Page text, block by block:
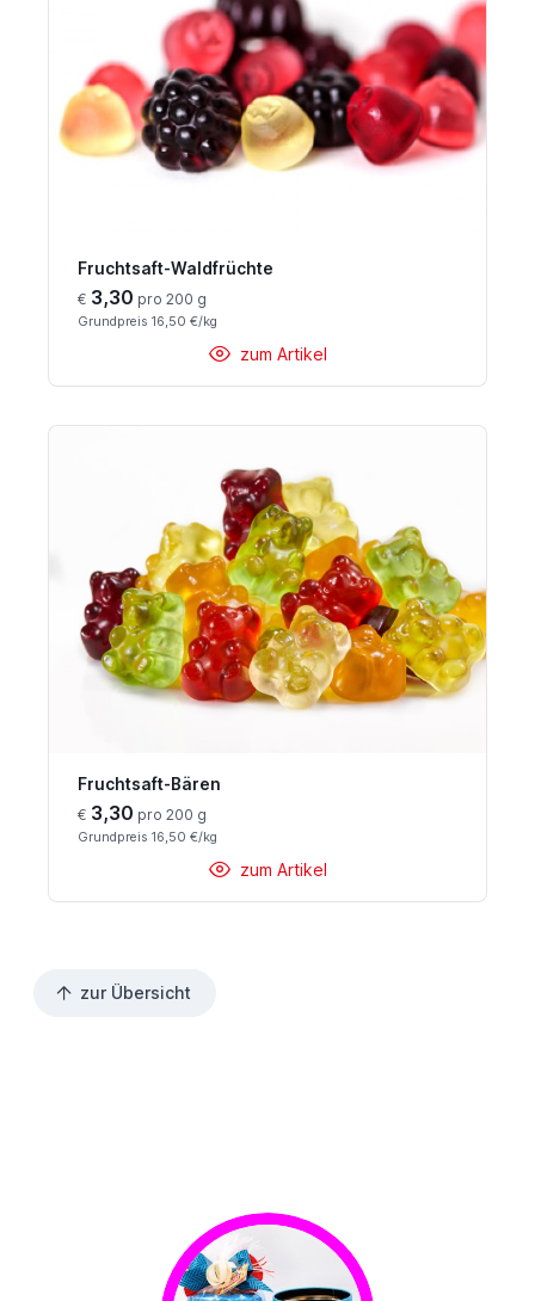
Fruchtsaft-Waldfrüchte
€ 3,30 pro 200 g
Grundpreis 16,50 €/kg
zum Artikel
Fruchtsaft-Bären
€ 3,30 pro 200 g
Grundpreis 16,50 €/kg
zum Artikel
zur Übersicht